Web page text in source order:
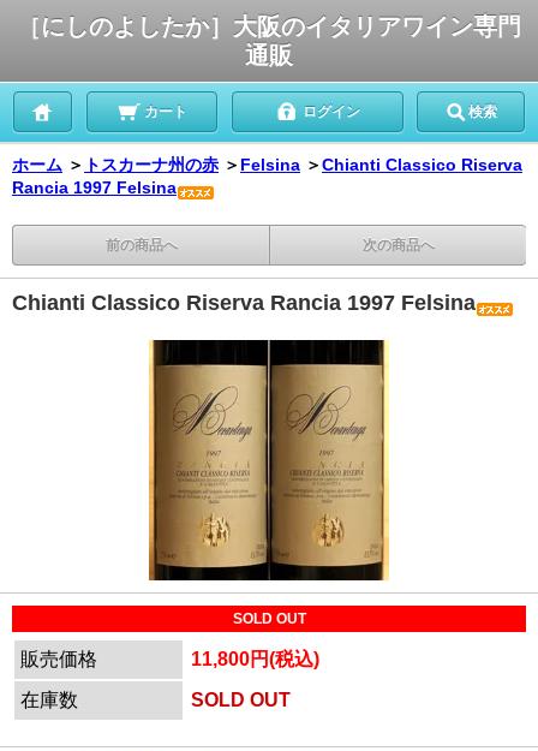
［にしのよしたか］大阪のイタリアワイン専門
通販
カート ログイン 検索
ホーム ＞ トスカーナ州の赤 ＞ Felsina ＞Chianti Classico Riserva
Rancia 1997 Felsina
前の商品へ 次の商品へ
Chianti Classico Riserva Rancia 1997 Felsina
SOLD OUT
販売価格
11,800円(税込)
在庫数
SOLD OUT